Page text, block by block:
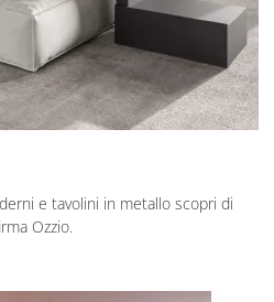
e tavolini in metallo scopri di
Ozzio.